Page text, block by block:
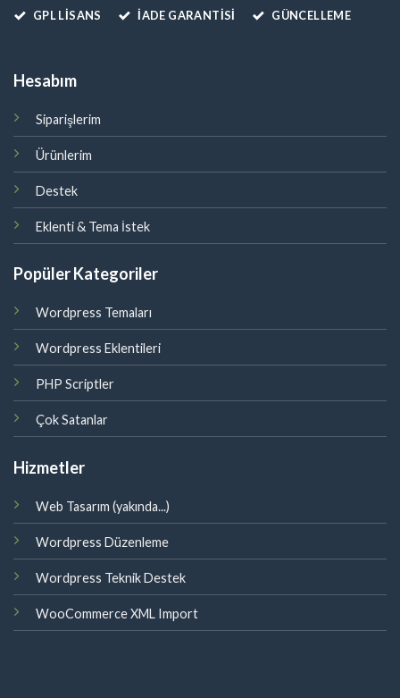
GPL LISANS İADE GARANTİSİ GÜNCELLEME
Hesabım
Siparişlerim
Ürünlerim
Destek
Eklenti & Tema İstek
Popüler Kategoriler
Wordpress Temaları
Wordpress Eklentileri
PHP Scriptler
Çok Satanlar
Hizmetler
Web Tasarım (yakında...)
Wordpress Düzenleme
Wordpress Teknik Destek
WooCommerce XML Import